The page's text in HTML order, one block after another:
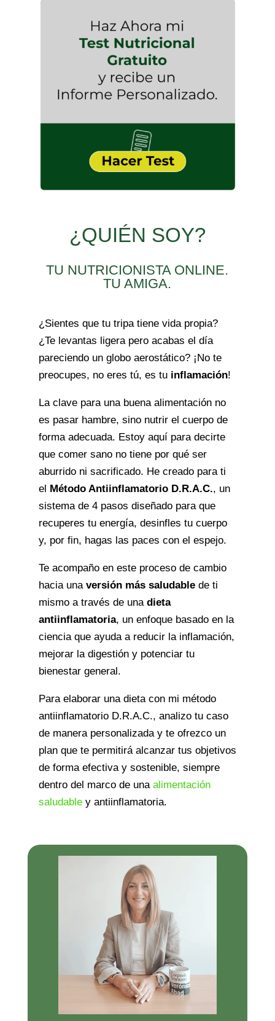
¿QUIÉN SOY?
TU NUTRICIONISTA ONLINE.
TU AMIGA.
¿Sientes que tu tripa tiene vida propia?
¿Te levantas ligera pero acabas el día
pareciendo un globo aerostático? ¡No te
preocupes, no eres tú, es tu inflamación!
La clave para una buena alimentación no
es pasar hambre, sino nutrir el cuerpo de
forma adecuada. Estoy aquí para decirte
que comer sano no tiene por qué ser
aburrido ni sacrificado. He creado para ti
el Método Antiinflamatorio D.R.A.C., un
sistema de 4 pasos diseñado para que
recuperes tu energía, desinfles tu cuerpo
y, por fin, hagas las paces con el espejo.
Te acompaño en este proceso de cambio
hacia una versión más saludablede ti
mismo a través de una dieta
antiinflamatoria, un enfoque basado en la
ciencia que ayuda a reducir la inflamación,
mejorar la digestión y potenciar tu
bienestar general.
Para elaborar una dieta con mi método
antiinflamatorio D.R.A.C., analizo tu caso
de manera personalizada y te ofrezco un
plan que te permitirá alcanzar tus objetivos
de forma efectiva y sostenible, siempre
dentro del marco de una alimentación
saludabley antiinflamatoria.